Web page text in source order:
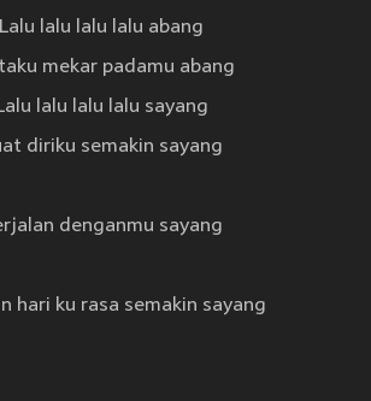
Lalu lalu lalu lalu abang
mekar padamu abang
lalu lalu lalu sayang
diriku semakin sayang
denganmu sayang
hari ku rasa semakin sayang